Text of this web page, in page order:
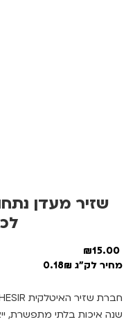
שזיר מעדן
15.00
₪
מחיר לק"ג 0.18₪
שנה איכות בלתי מתפשרת,